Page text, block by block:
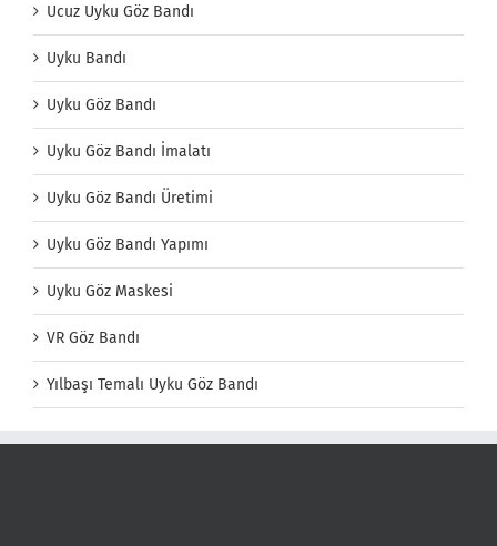
Ucuz Uyku Göz Bandı
Uyku Bandı
Uyku Göz Bandı
Uyku Göz Bandı İmalatı
Uyku Göz Bandı Üretimi
Uyku Göz Bandı Yapımı
Uyku Göz Maskesi
VR Göz Bandı
Yılbaşı Temalı Uyku Göz Bandı